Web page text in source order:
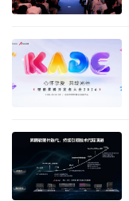
五、技术优势